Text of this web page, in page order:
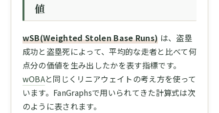
値
wSB(Weighted Stolen Base Runs) は、盗塁
成功と盗塁死によって、平均的な走者と比べて何
点分の価値を生み出したかを表す指標です。
wOBAと同じくリニアウェイトの考え方を使って
います。FanGraphsで用いられてきた計算式は次
のように表されます。